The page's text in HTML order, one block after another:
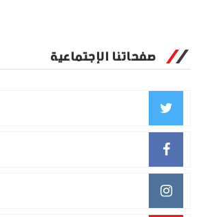
صفحاتنا الإجتماعية